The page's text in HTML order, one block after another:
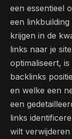
een essentieel
een
krijgen in de
links naar je
optimaliseert,
backlinks
en welke een
een
links
wilt